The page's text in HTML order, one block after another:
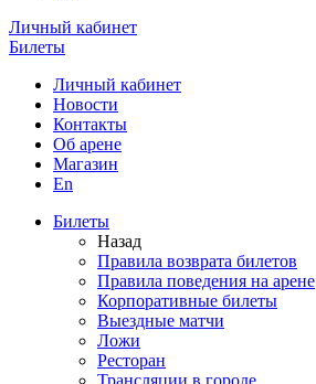
Личный кабинет
Билеты
Личный кабинет
Новости
Контакты
Об арене
Магазин
En
Билеты
Назад
Правила возврата билетов
Правила поведения на арене
Корпоративные билеты
Выездные матчи
Ложи
Ресторан
Трансляции в городе